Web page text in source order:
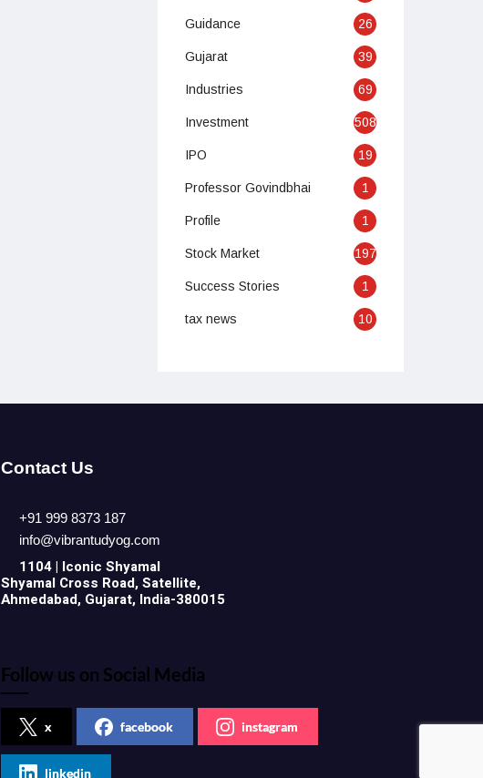
Guidance 26
Gujarat 39
Industries 69
Investment 508
IPO 19
Professor Govindbhai 1
Profile 1
Stock Market 197
Success Stories 1
tax news 10
Contact Us
+91 999 8373 187
info@vibrantudyog.com
1104 | Iconic Shyamal
Shyamal Cross Road, Satellite,
Ahmedabad, Gujarat, India-380015
Follow us on Social Media
x facebook instagram
linkedin